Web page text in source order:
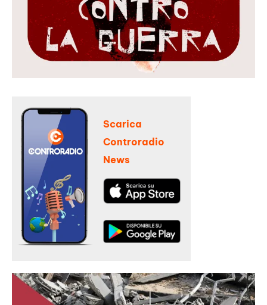
Scarica
Controradio
News